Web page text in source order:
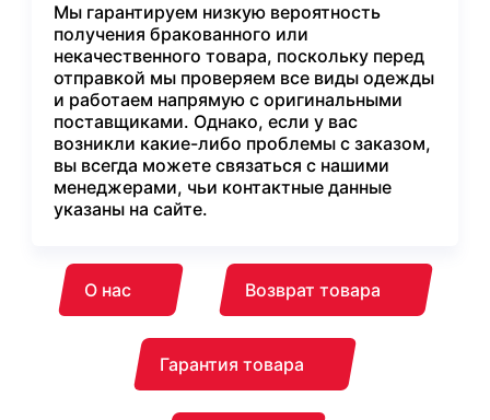
Мы гарантируем низкую вероятность
получения бракованного или
некачественного товара, поскольку перед
отправкой мы проверяем все виды одежды
и работаем напрямую с оригинальными
поставщиками. Однако, если у вас
возникли какие-либо проблемы с заказом,
вы всегда можете связаться с нашими
менеджерами, чьи контактные данные
указаны на сайте.
О нас Возврат товара
Гарантия товара